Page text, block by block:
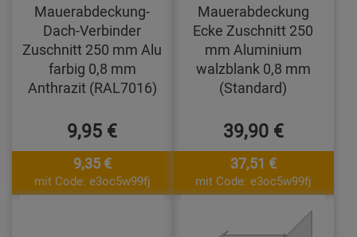
Mauerabdeckung-
Dach-Verbinder
Zuschnitt 250 mm Alu
farbig 0,8 mm
Anthrazit (RAL7016)
9,95 €
9,35 €
mit Code: e3oc5w99fj
Mauerabdeckung
Ecke Zuschnitt 250
mm Aluminium
walzblank 0,8 mm
(Standard)
39,90 €
37,51 €
mit Code: e3oc5w99fj